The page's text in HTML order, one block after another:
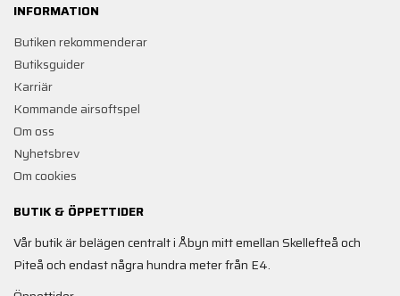
INFORMATION
Butiken rekommenderar
Butiksguider
Karriär
Kommande airsoftspel
Om oss
Nyhetsbrev
Om cookies
BUTIK & ÖPPETTIDER
Vår butik är belägen centralt i Åbyn mitt emellan Skellefteå och
Piteå och endast några hundra meter från E4.